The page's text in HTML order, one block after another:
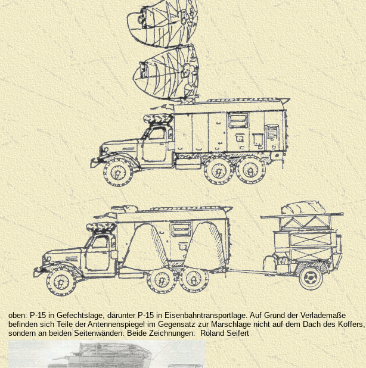
oben: P-15 in Gefechtslage, darunter P-15 in Eisenbahntransportlage. Auf Grund der Verlademaße
befinden sich Teile der Antennenspiegel im Gegensatz zur Marschlage nicht auf dem Dach des Koffers,
sondern an beiden Seitenwänden. Beide Zeichnungen: Roland Seifert